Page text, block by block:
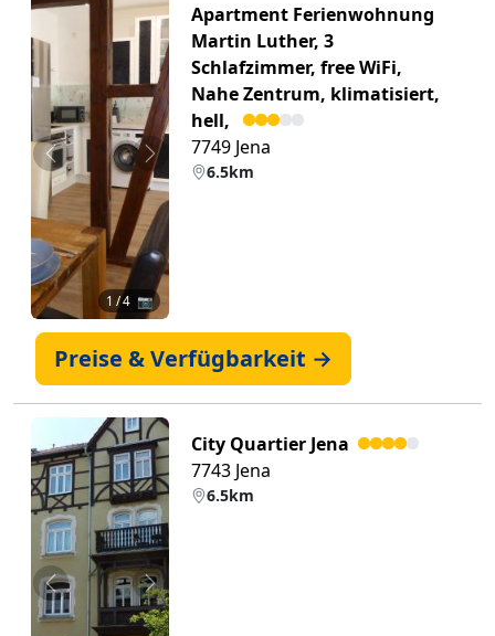
Zurück Weiter
1 / 4 📷
Apartment Ferienwohnung
Martin Luther, 3
Schlafzimmer, free WiFi,
Nahe Zentrum, klimatisiert,
hell,
7749 Jena
6.5km
Preise & Verfügbarkeit →
Zurück Weiter
City Quartier Jena
7743 Jena
6.5km